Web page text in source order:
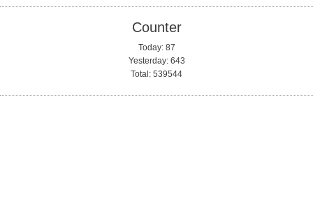
Counter
Today: 87
Yesterday: 643
Total: 539544